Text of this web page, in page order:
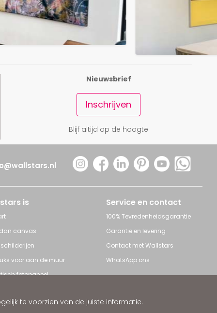
te voorzien van de juiste informatie.
Nieuwsbrief
Inschrijven
Blijf altijd op de hoogte
is
canvas
voor aan de muur
fotopaneel
Service en contact
100% Tevredenheidsgarantie
Garantie en levering
Contact met Wallstars
WhatsApp ons